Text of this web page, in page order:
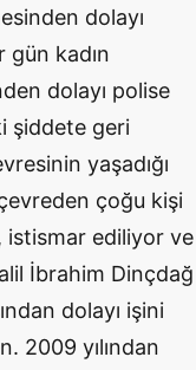
dolayı
gün kadın
dolayı polise
şiddete geri
yaşadığı
çoğu kişi
istismar ediliyor ve
İbrahim Dinçdağ
dolayı işini
2009 yılından